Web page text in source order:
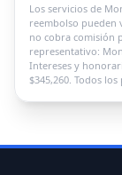
Los servicios de
reembolso pueden
no cobra comisión
representativo:
Intereses y
$345,260. Todos